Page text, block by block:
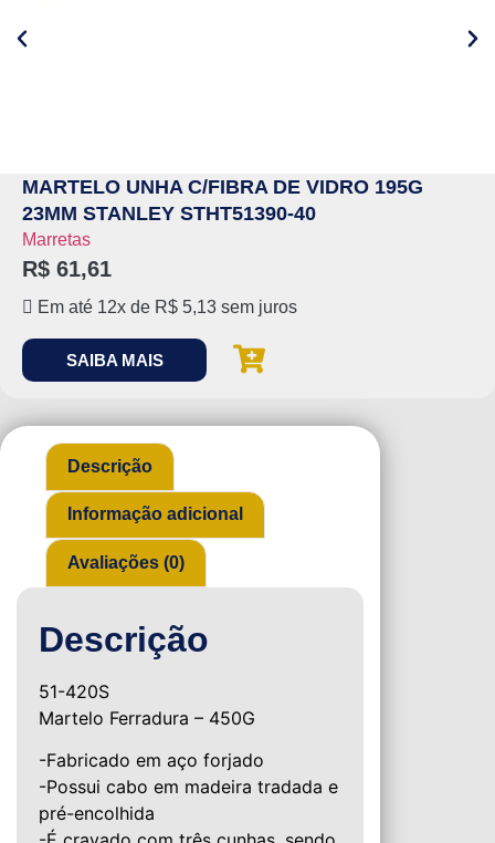
MARTELO UNHA C/FIBRA DE VIDRO 195G
23MM STANLEY STHT51390-40
Marretas
R$ 61,61
Em até 12x de R$ 5,13 sem juros
SAIBA MAIS
Descrição
Informação adicional
Avaliações (0)
Descrição
51-420S
Martelo Ferradura – 450G
-Fabricado em aço forjado
-Possui cabo em madeira tradada e
pré-encolhida